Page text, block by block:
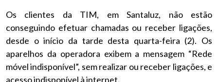
Os clientes da TIM, em Santaluz, não estão
conseguindo efetuar chamadas ou receber ligações,
desde o início da tarde desta quarta-feira (2). Os
aparelhos da operadora exibem a mensagem “Rede
móvel indisponível”, sem realizar ou receber ligações, e
acesso indisponível à internet.